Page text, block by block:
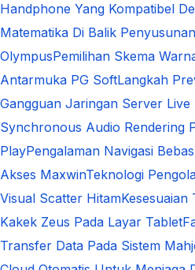
Handphone Yang Kompatibel
Matematika Di Balik
OlympusPemilihan Skema
Antarmuka PG SoftLangkah
Gangguan Jaringan Server Live
Synchronous Audio Rendering
PlayPengalaman Navigasi
Akses MaxwinTeknologi
Visual Scatter Hitam
Kakek Zeus Pada Layar Tablet
Transfer Data Pada Sistem